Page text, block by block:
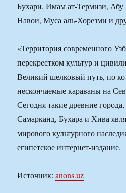
Бухари, Имам ат-Термизи,
Навои, Муса аль-Хорезми и
«Территория современного
перекрестком культур и
Великий шелковый путь, по
нескончаемые караваны на
Сегодня такие древние
Самарканд, Бухара и Хива
мирового культурного
египетское интернет-издание.
Источник:anons.uz